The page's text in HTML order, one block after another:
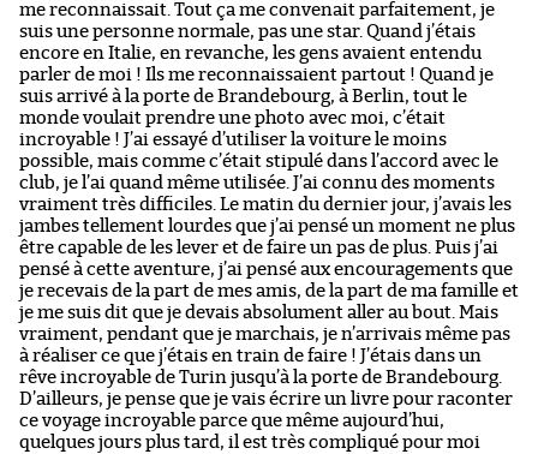
me reconnaissait. Tout ça me convenait parfaitement, je
suis une personne normale, pas une star. Quand j’étais
encore en Italie, en revanche, les gens avaient entendu
parler de moi ! Ils me reconnaissaient partout ! Quand je
suis arrivé à la porte de Brandebourg, à Berlin, tout le
monde voulait prendre une photo avec moi, c’était
incroyable ! J’ai essayé d’utiliser la voiture le moins
possible, mais comme c’était stipulé dans l’accord avec le
club, je l’ai quand même utilisée. J’ai connu des moments
vraiment très difficiles. Le matin du dernier jour, j’avais les
jambes tellement lourdes que j’ai pensé un moment ne plus
être capable de les lever et de faire un pas de plus. Puis j’ai
pensé à cette aventure, j’ai pensé aux encouragements que
je recevais de la part de mes amis, de la part de ma famille et
je me suis dit que je devais absolument aller au bout. Mais
vraiment, pendant que je marchais, je n’arrivais même pas
à réaliser ce que j’étais en train de faire ! J’étais dans un
rêve incroyable de Turin jusqu’à la porte de Brandebourg.
D’ailleurs, je pense que je vais écrire un livre pour raconter
ce voyage incroyable parce que même aujourd’hui,
quelques jours plus tard, il est très compliqué pour moi